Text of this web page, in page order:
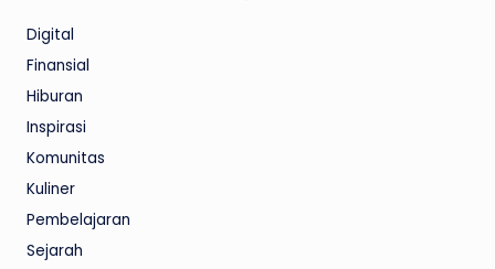
Digital
Finansial
Hiburan
Inspirasi
Komunitas
Kuliner
Pembelajaran
Sejarah